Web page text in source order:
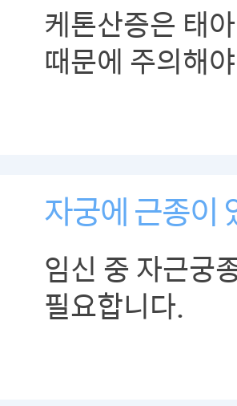
케톤산증은 태
때문에 주의해
자궁에 근종이
임신 중 자근궁
필요합니다.